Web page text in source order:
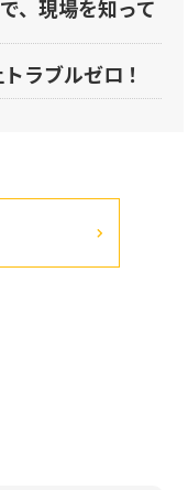
、現場を知って
ラブルゼロ！